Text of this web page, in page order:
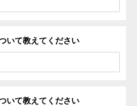
いて教えてください
いて教えてください